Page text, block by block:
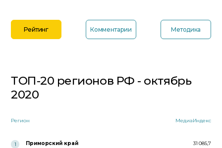
Рейтинг Комментарии Методика
ТОП-20 регионов РФ - октябрь
2020
Регион МедиаИндекс
1 Приморский край 31 085,7